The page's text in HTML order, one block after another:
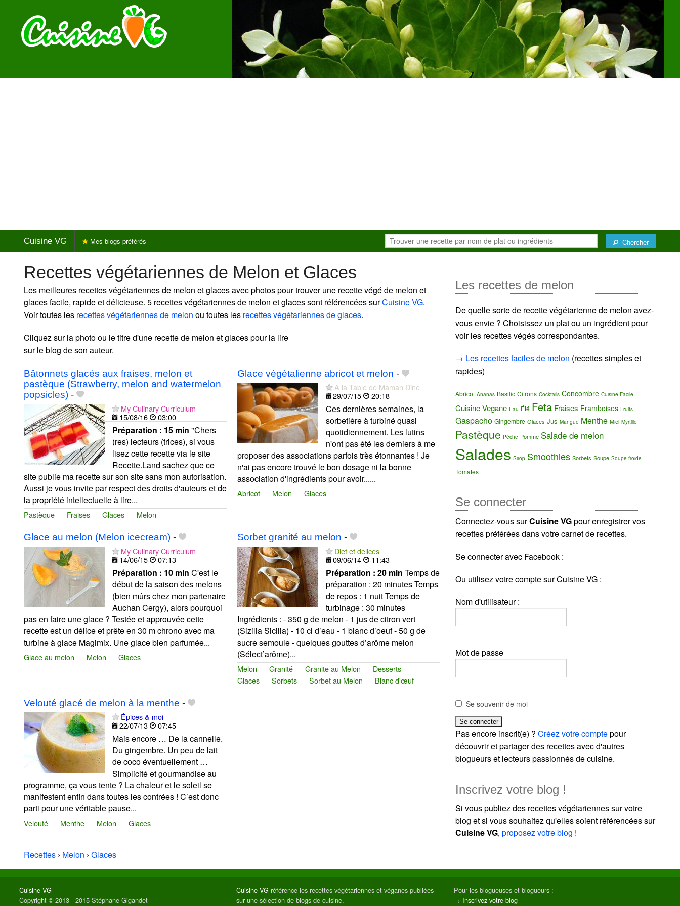
Cuisine VG Chercher
Mes blogs préférés
Recettes végétariennes de Melon et Glaces
Les meilleures recettes végétariennes de melon et glaces avec photos pour trouver une recette végé de melon et
glaces facile, rapide et délicieuse. 5 recettes végétariennes de melon et glaces sont référencées surCuisine VG.
Voir toutes les recettes végétariennes de melon ou toutes les recettes végétariennes de glaces.
Cliquez sur la photo ou le titre d'une recette de melon et glaces pour la lire
sur le blog de son auteur.
Bâtonnets glacés aux fraises, melon et
pastèque (Strawberry, melon and watermelon
popsicles) -
My Culinary Curriculum
15/08/16
03:00
Préparation : 15 min "Chers
(res) lecteurs (trices), si vous
lisez cette recette via le site
Recette.Land sachez que ce
site publie ma recette sur son site sans mon autorisation.
Aussi je vous invite par respect des droits d'auteurs et de
la propriété intellectuelle à lire...
Pastèque Fraises Glaces Melon
Glace végétalienne abricot et melon -
A la Table de Maman Dine
29/07/15
20:18
Ces dernières semaines, la
sorbetière à turbiné quasi
quotidiennement. Les lutins
n'ont pas été les derniers à me
proposer des associations parfois très étonnantes ! Je
n'ai pas encore trouvé le bon dosage ni la bonne
association d'ingrédients pour avoir......
Abricot Melon Glaces
Glace au melon (Melon icecream) -
My Culinary Curriculum
14/06/15
07:13
Préparation : 10 min C'est le
début de la saison des melons
(bien mûrs chez mon partenaire
Auchan Cergy), alors pourquoi
pas en faire une glace ? Testée et approuvée cette
recette est un délice et prête en 30 m chrono avec ma
turbine à glace Magimix. Une glace bien parfumée...
Glace au melon Melon Glaces
Sorbet granité au melon -
Diet et delices
09/06/14
11:43
Préparation : 20 min Temps de
préparation : 20 minutes Temps
de repos : 1 nuit Temps de
turbinage : 30 minutes
Ingrédients : - 350 g de melon - 1 jus de citron vert
(Sizilia Sicilia) - 10 cl d’eau - 1 blanc d’oeuf - 50 g de
sucre semoule - quelques gouttes d’arôme melon
(Sélect’arôme)...
Melon Granité Granite au Melon
Desserts
Glaces
Sorbets Sorbet au Melon Blanc d'œuf
Velouté glacé de melon à la menthe -
Épices & moi
22/07/13
07:45
Mais encore … De la cannelle.
Du gingembre. Un peu de lait
de coco éventuellement …
Simplicité et gourmandise au
programme, ça vous tente ? La chaleur et le soleil se
manifestent enfin dans toutes les contrées ! C’est donc
parti pour une véritable pause...
Velouté Menthe Melon Glaces
Recettes › Melon › Glaces
Les recettes de melon
De quelle sorte de recette végétarienne de melon avez-
vous envie ? Choisissez un plat ou un ingrédient pour
voir les recettes végés correspondantes.
→ Les recettes faciles de melon (recettes simples et
rapides)
Abricot Ananas Basilic Citrons Cocktails Concombre Cuisine Facile
Cuisine Vegane Eau Été Feta Fraises Framboises Fruits
Gaspacho Gingembre Glaces Jus Mangue Menthe Miel Myrtille
Pastèque Pêche Pomme Salade de melon
Salades Sirop Smoothies Sorbets Soupe Soupe froide
Tomates
Se connecter
Connectez-vous surCuisine VGpour enregistrer vos
recettes préférées dans votre carnet de recettes.
Se connecter avec Facebook :
Ou utilisez votre compte sur Cuisine VG :
Nom d'utilisateur :
Mot de passe
Se souvenir de moi
Pas encore inscrit(e) ?Créez votre comptepour
découvrir et partager des recettes avec d'autres
blogueurs et lecteurs passionnés de cuisine.
Inscrivez votre blog !
Si vous publiez des recettes végétariennes sur votre
blog et si vous souhaitez qu'elles soient référencées sur
Cuisine VG,proposez votre blog !
Cuisine VG
Copyright © 2013 - 2015 Stéphane Gigandet
Cuisine VG référence les recettes végétariennes et véganes publiées
sur une sélection de blogs de cuisine.
Pour les blogueuses et blogueurs :
→ Inscrivez votre blog